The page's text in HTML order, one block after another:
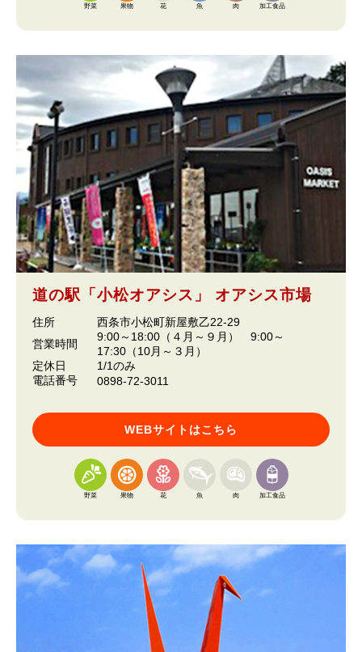
野菜 果物 花 魚 肉 加工食品
道の駅「小松オアシス」 オアシス市場
住所
西条市小松町新屋敷乙22-29
営業時間
9:00～18:00（４月～９月） 9:00～
17:30（10月～３月）
定休日
1/1のみ
電話番号
0898-72-3011
WEBサイトはこちら
野菜 果物 花 魚 肉 加工食品